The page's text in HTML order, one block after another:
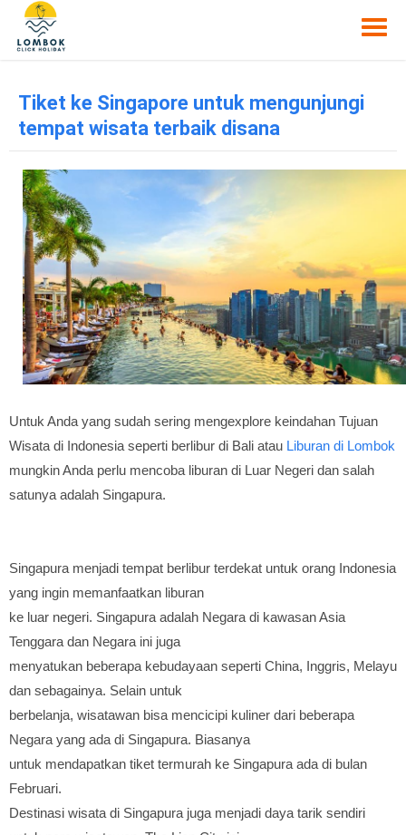
Tiket ke Singapore untuk mengunjungi
tempat wisata terbaik disana
Untuk Anda yang sudah sering mengexplore keindahan Tujuan
Wisata di Indonesia seperti berlibur di Bali atau Liburan di Lombok
mungkin Anda perlu mencoba liburan di Luar Negeri dan salah
satunya adalah Singapura.
Singapura menjadi tempat berlibur terdekat untuk orang Indonesia
yang ingin memanfaatkan liburan
ke luar negeri. Singapura adalah Negara di kawasan Asia
Tenggara dan Negara ini juga
menyatukan beberapa kebudayaan seperti China, Inggris, Melayu
dan sebagainya. Selain untuk
berbelanja, wisatawan bisa mencicipi kuliner dari beberapa
Negara yang ada di Singapura. Biasanya
untuk mendapatkan tiket termurah ke Singapura ada di bulan
Februari.
Destinasi wisata di Singapura juga menjadi daya tarik sendiri